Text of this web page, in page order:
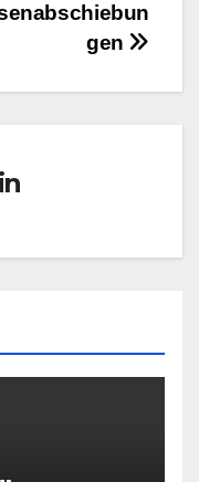
gen